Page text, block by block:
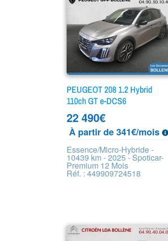
PEUGEOT 208 1.2 Hybrid
110ch GT e-DCS6
22 490€
À partir de 341€/mois
Essence/Micro-Hybride -
10439 km - 2025 - Spoticar-
Premium 12 Mois
Réf. : 449909724518